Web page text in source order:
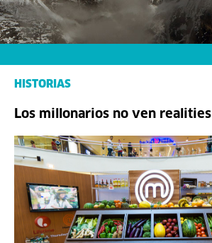
HISTORIAS
Los millonarios no ven realities